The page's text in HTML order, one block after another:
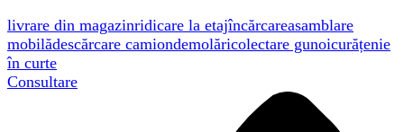
livrare din magazinridicare la etajîncărcareasamblare
mobilădescărcare camiondemolăricolectare gunoicurățenie
în curte
Consultare